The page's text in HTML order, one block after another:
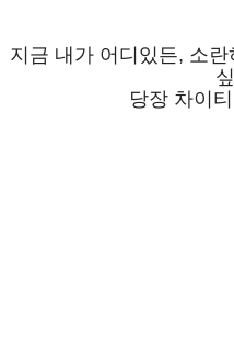
지금 내가 어디있든, 소
당장 차이